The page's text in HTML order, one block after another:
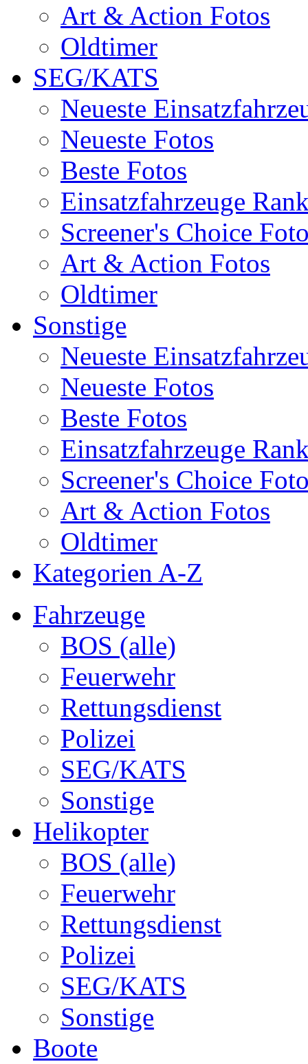
Art & Action Fotos
Oldtimer
SEG/KATS
Neueste
Neueste Fotos
Beste Fotos
Einsatzfahrzeuge
Screener's Choice
Art & Action Fotos
Oldtimer
Sonstige
Neueste
Neueste Fotos
Beste Fotos
Einsatzfahrzeuge
Screener's Choice
Art & Action Fotos
Oldtimer
Kategorien A-Z
Fahrzeuge
BOS (alle)
Feuerwehr
Rettungsdienst
Polizei
SEG/KATS
Sonstige
Helikopter
BOS (alle)
Feuerwehr
Rettungsdienst
Polizei
SEG/KATS
Sonstige
Boote